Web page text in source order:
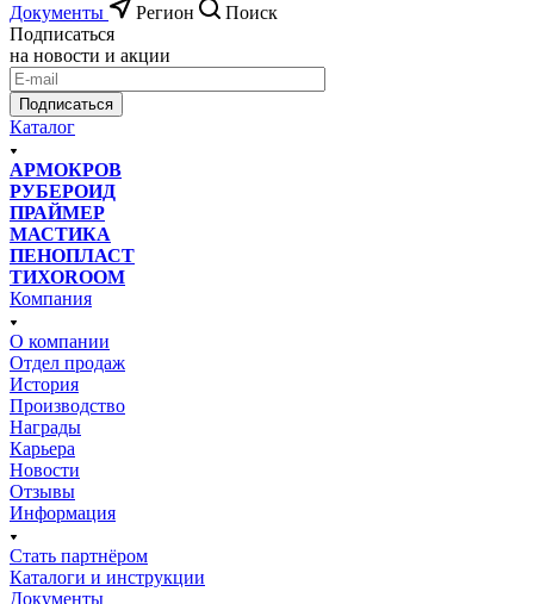
Документы
Регион
Поиск
Подписаться
на новости и акции
Подписаться
Каталог
АРМОКРОВ
РУБЕРОИД
ПРАЙМЕР
МАСТИКА
ПЕНОПЛАСТ
ТИХОROOM
Компания
О компании
Отдел продаж
История
Производство
Награды
Карьера
Новости
Отзывы
Информация
Стать партнёром
Каталоги и инструкции
Документы